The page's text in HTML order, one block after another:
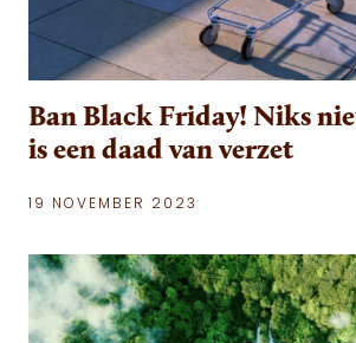
Ban Black Friday! Niks
is een daad van verzet
19 NOVEMBER 2023